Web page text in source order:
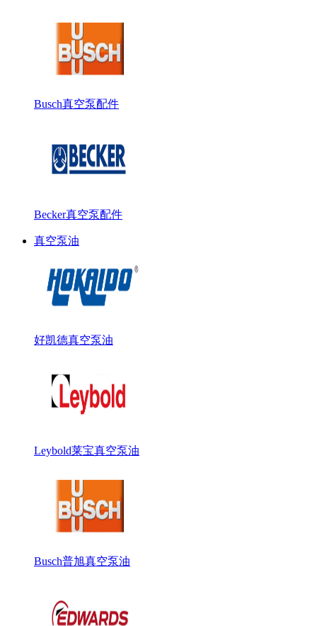
Busch真空泵配件
Becker真空泵配件
真空泵油
好凯德真空泵油
Leybold莱宝真空泵油
Busch普旭真空泵油